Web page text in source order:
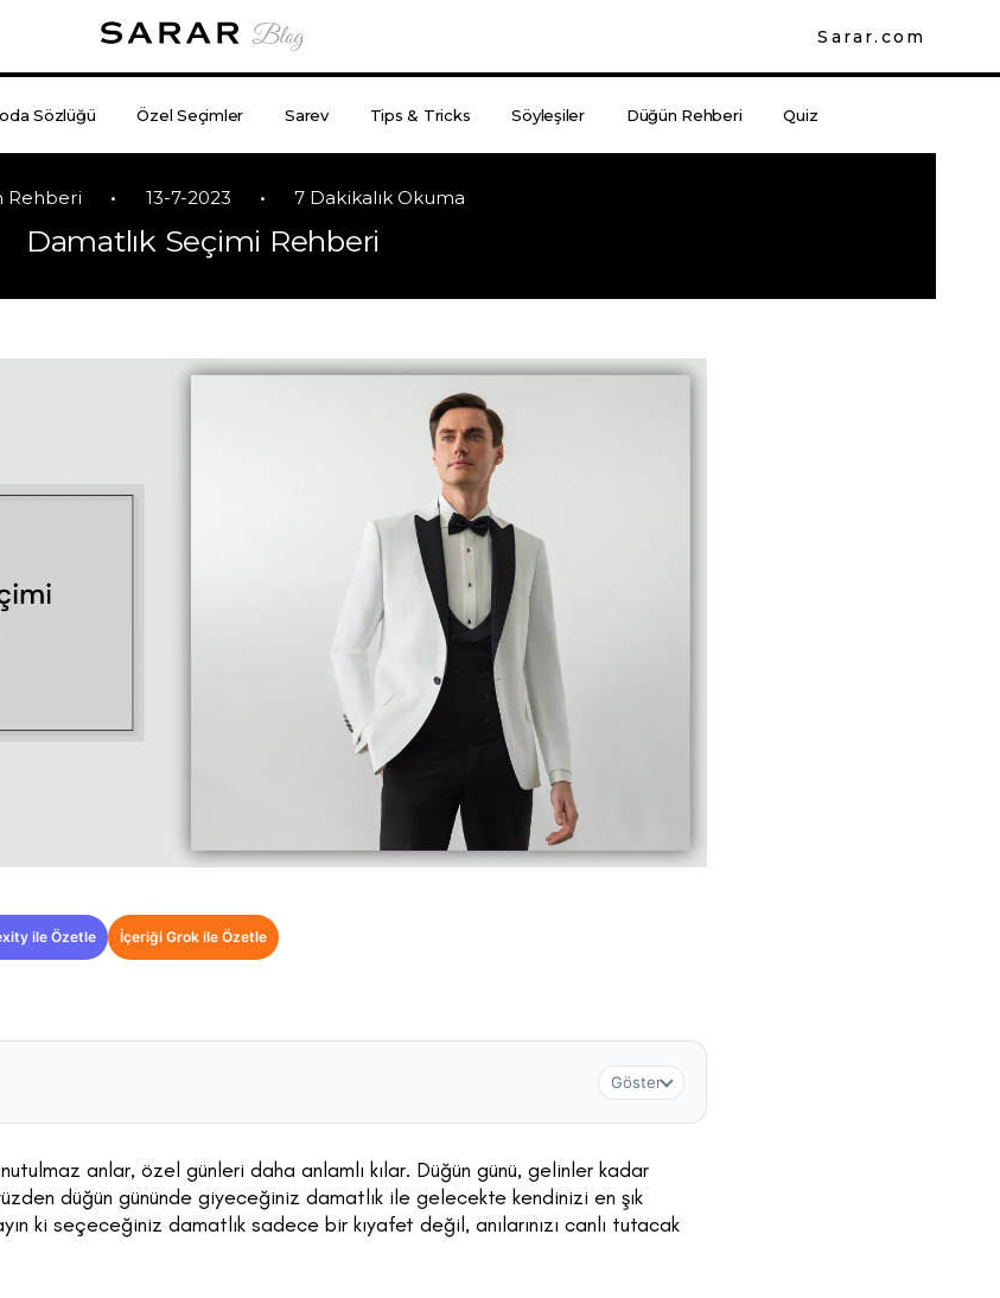
Sarar.com
Sözlüğü Özel Seçimler Sarev Tips & Tricks Söyleşiler Düğün Rehberi Quiz
Rehberi • 13-7-2023 • 7 Dakikalık Okuma
Damatlık Seçimi Rehberi
ile Özetle İçeriği Grok ile Özetle
Göster
anlar, özel günleri daha anlamlı kılar. Düğün günü, gelinler kadar
düğün gününde giyeceğiniz damatlık ile gelecekte kendinizi en şık
ki seçeceğiniz damatlık sadece bir kıyafet değil, anılarınızı canlı tutacak